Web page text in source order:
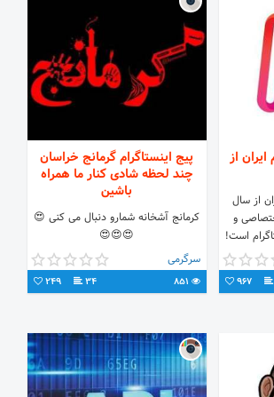
از
از سال
و
است!
بسپارید
هدفمند فعالیت
را به
حرفه‌ای
بیشتر به
967
پیج اینستاگرام گرمانج خراسان
چند لحظه شادی کنار ما همراه
باشین
کرمانج آشخانه شمارو دنبال می کنی 😍
😍😍😍
سرگرمی
34
249